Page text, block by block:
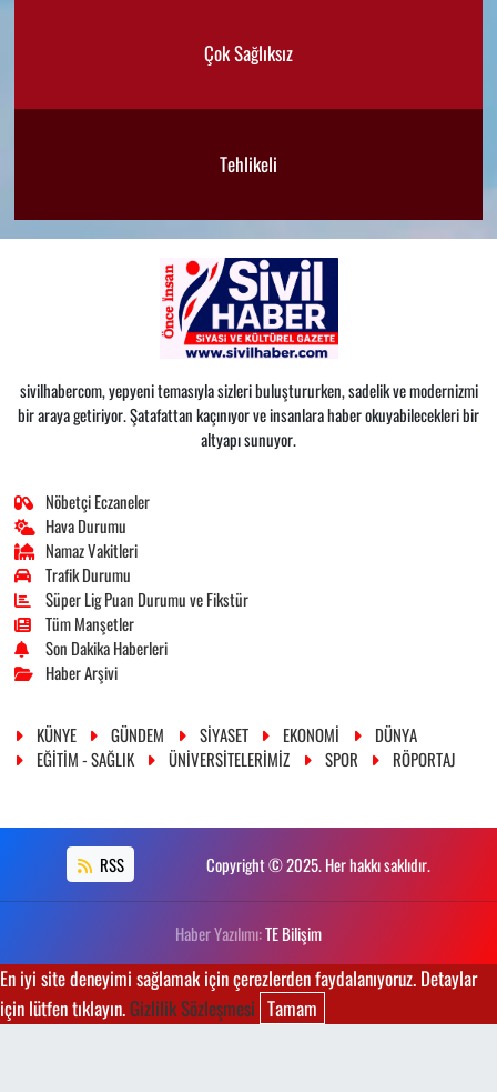
Çok Sağlıksız
Tehlikeli
sivilhabercom, yepyeni temasıyla sizleri buluştururken, sadelik ve modernizmi
bir araya getiriyor. Şatafattan kaçınıyor ve insanlara haber okuyabilecekleri bir
altyapı sunuyor.
Nöbetçi Eczaneler
Hava Durumu
Namaz Vakitleri
Trafik Durumu
Süper Lig Puan Durumu ve Fikstür
Tüm Manşetler
Son Dakika Haberleri
Haber Arşivi
KÜNYE GÜNDEM SİYASET EKONOMİ
DÜNYA
EĞİTİM - SAĞLIK
ÜNİVERSİTELERİMİZ SPOR RÖPORTAJ
RSS Copyright © 2025. Her hakkı saklıdır.
Haber Yazılımı:TE Bilişim
En iyi site deneyimi sağlamak için çerezlerden faydalanıyoruz. Detaylar
için lütfen tıklayın.Gizlilik Sözleşmesi Tamam